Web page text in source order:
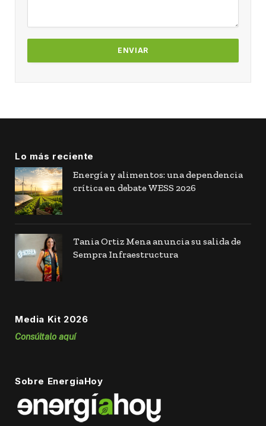
Lo más reciente
Energía y alimentos: una dependencia
crítica en debate WESS 2026
Tania Ortiz Mena anuncia su salida de
Sempra Infraestructura
Media Kit 2026
Consúltalo aquí
Sobre EnergiaHoy